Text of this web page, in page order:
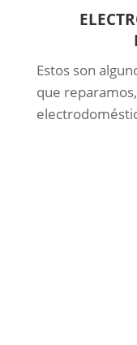
Estos son
que